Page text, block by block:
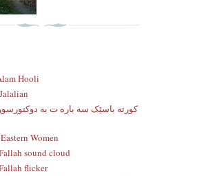
Hooli
کورته باسێک سه باره ت به
Women
sound cloud
flicker